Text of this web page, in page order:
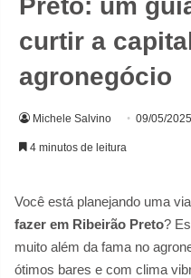
curtir a
agronegócio
Michele Salvino 09/05/2025
4 minutos de leitura
Você está planejando uma
fazer em Ribeirão Preto?
muito além da fama no
ótimos bares e com clima